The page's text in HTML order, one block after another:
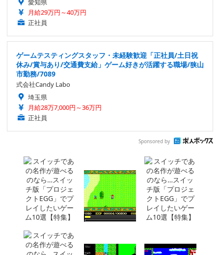
愛知県
月給29万円～40万円
正社員
ゲームテスティングスタッフ・未経験歓迎「正社員/土日祝
休み/賞与あり/交通費支給」ゲーム好きが活躍する職場/狭山
市勤務/7089
式会社Candy Labo
埼玉県
月給28万7,000円～36万円
正社員
Sponsored by